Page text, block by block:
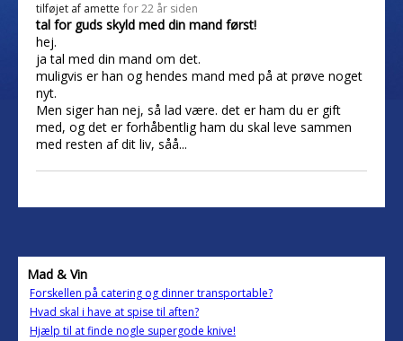
tilføjet af amette for 22 år siden
tal for guds skyld med din mand først!
hej.
ja tal med din mand om det.
muligvis er han og hendes mand med på at prøve noget
nyt.
Men siger han nej, så lad være. det er ham du er gift
med, og det er forhåbentlig ham du skal leve sammen
med resten af dit liv, såå...
Mad & Vin
Forskellen på catering og dinner transportable?
Hvad skal i have at spise til aften?
Hjælp til at finde nogle supergode knive!